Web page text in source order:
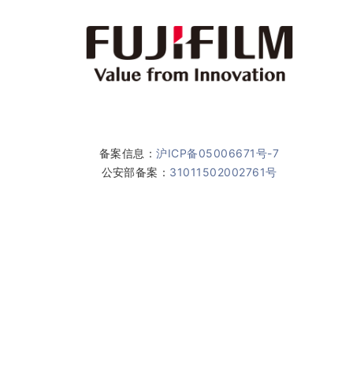
备案信息：沪ICP备05006671号-7
公安部备案： 31011502002761号